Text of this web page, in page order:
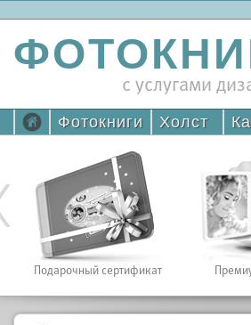
с услугами
Фотокниги Холст
Подарочный сертификат